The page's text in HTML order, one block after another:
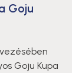
Goju
Goju Kupa